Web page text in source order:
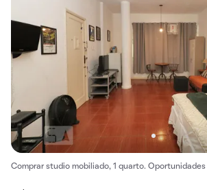
Comprar studio mobiliado, 1 quarto. Oportunidades